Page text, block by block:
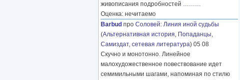
живописания подробностей ………
Оценка: нечитаемо
Barbud про Соловей: Линия иной судьбы
(Альтернативная история, Попаданцы,
Самиздат, сетевая литература) 05 08
Скучно и монотонно. Линейное
малохудожественное повествование идет
семимильными шагами, напоминая по стилю